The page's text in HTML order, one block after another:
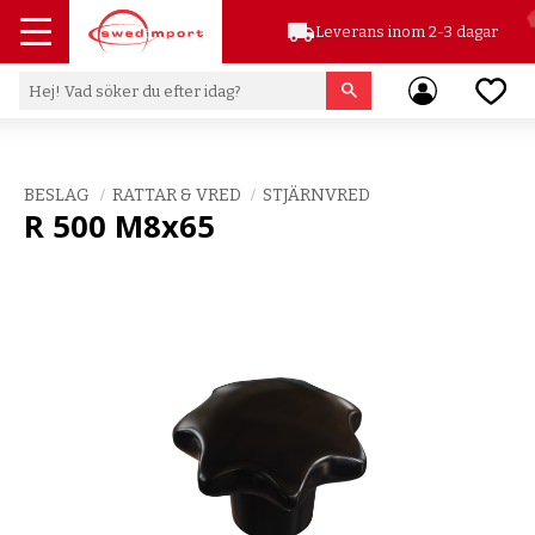
Meny
local_shippingLeverans inom 2-3 dagar
BESLAG RATTAR & VRED STJÄRNVRED
R 500 M8x65